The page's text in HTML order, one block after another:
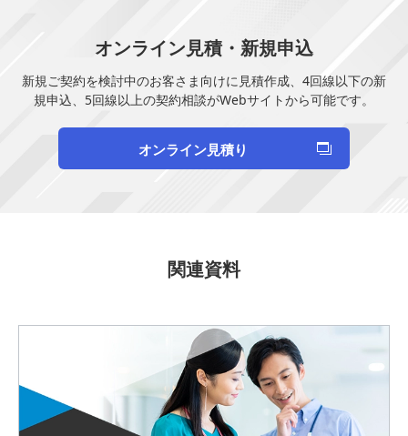
オンライン見積・新規申込
新規ご契約を検討中のお客さま向けに見積作成、4回線以下の新
規申込、5回線以上の契約相談がWebサイトから可能です。
オンライン見積り
関連資料